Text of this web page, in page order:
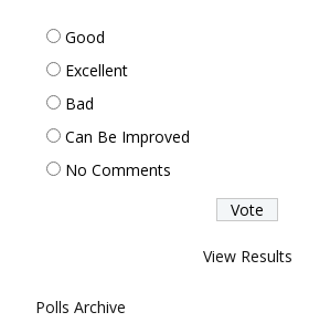
Good
Excellent
Bad
Can Be Improved
No Comments
View Results
Polls Archive